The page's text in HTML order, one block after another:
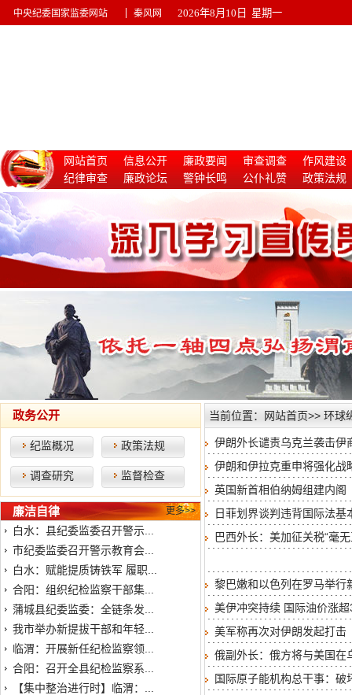
中央纪委国家监委网站 秦风网 2026年8月10日 星期一
网站首页 信息公开 廉政要闻 审查调查
作风建设
纪律审查
廉政论坛 警钟长鸣 公仆礼赞
政策法规
政务公开
纪监概况 政策法规
调查研究 监督检查
更多>>
廉洁自律
白水：县纪委监委召开警示...
市纪委监委召开警示教育会...
白水：赋能提质铸铁军 履职...
合阳：组织纪检监察干部集...
蒲城县纪委监委：全链条发...
我市举办新提拔干部和年轻...
临渭：开展新任纪检监察领...
合阳：召开全县纪检监察系...
【集中整治进行时】临渭：...
当前位置： 网站首页>> 环球
伊朗外长谴责乌克兰袭击
伊朗和伊拉克重申将强化战
英国新首相伯纳姆组建内阁
日菲划界谈判违背国际法基
巴西外长：美加征关税“毫
黎巴嫩和以色列在罗马举行
美伊冲突持续 国际油价涨超
美军称再次对伊朗发起打击
俄副外长：俄方将与美国在
国际原子能机构总干事：破